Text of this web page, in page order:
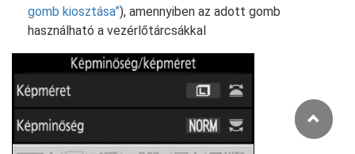
gomb kiosztása ), amennyiben az adott gomb
használható a vezérlőtárcsákkal